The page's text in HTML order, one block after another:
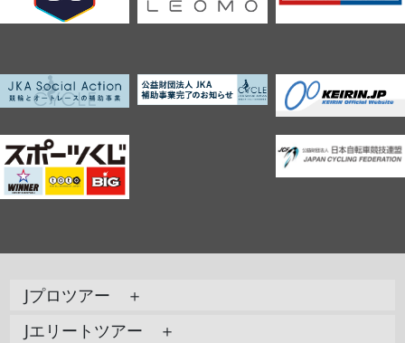
Jプロツアー ＋
Jエリートツアー ＋